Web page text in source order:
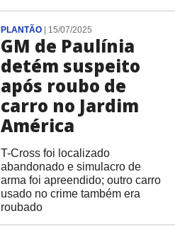
PLANTÃO| 15/07/2025
GM de Paulínia
detém suspeito
após roubo de
carro no Jardim
América
T-Cross foi localizado
abandonado e simulacro de
arma foi apreendido; outro carro
usado no crime também era
roubado